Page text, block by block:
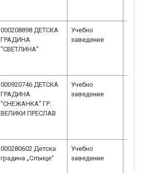
000208898 ДЕТСКА
ГРАДИНА
"СВЕТЛИНА"
Учебно
заведение
000920746 ДЕТСКА
ГРАДИНА
"СНЕЖАНКА" ГР.
ВЕЛИКИ ПРЕСЛАВ
Учебно
заведение
000280602 Детска
градина „Слънце“
Учебно
заведение